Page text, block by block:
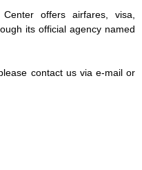
offers airfares, visa,
its official agency named
contact us via e-mail or